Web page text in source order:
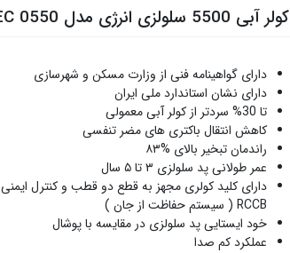
۱۰ پره
۱۲ پره
۱۵ پره
۱۸ پره
۲۰ پره
۶۴ سانتی متر
۱۸۰ سانتی متر
کولر آبی 5500 سلولزی انرژی مدل EC 0550
دارای گواهینامه فنی از وزارت مسکن و شهرسازی
دارای نشان استاندارد ملی ایران
تا 30% سردتر از کولر آبی معمولی
کاهش انتقال باکتری های مضر تنفسی
راندمان تبخیر بالای %۸۳
عمر طولانی پد سلولزی ۳ تا ۵ سال
دارای کلید کولری مجهز به قطع دو قطب و کنترل ایمنی
RCCB ( سیستم حفاظت از جان )
خود ایستایی پد سلولزی در مقایسه با پوشال
عملکرد کم صدا